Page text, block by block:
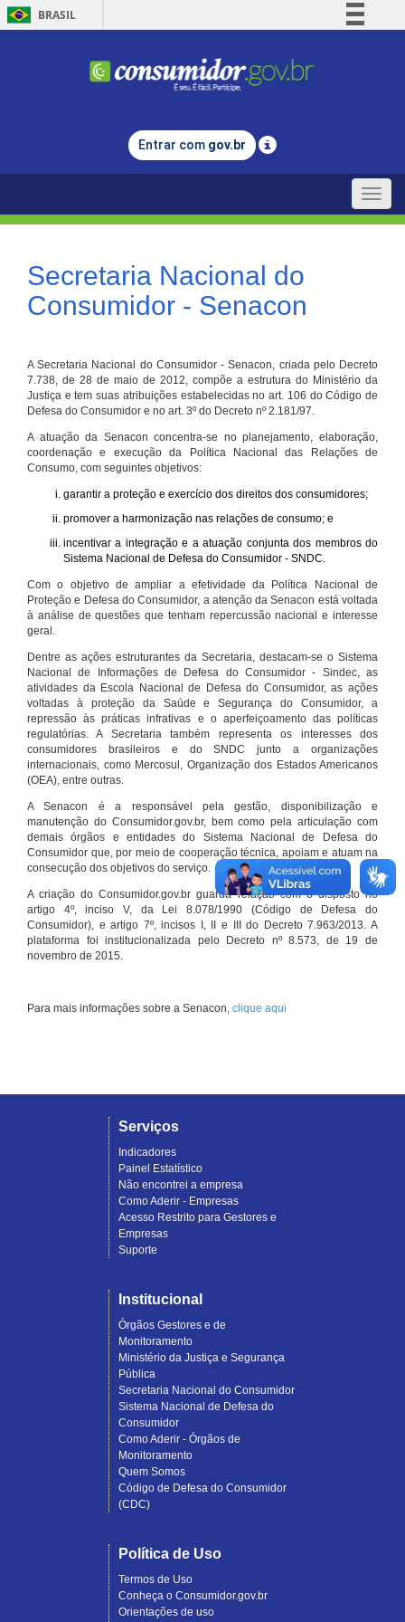
BRASIL
Comunica BR
Legislação
Entrar com gov.br
Toggle
Secretaria Nacional do
Consumidor - Senacon
A Secretaria Nacional do Consumidor - Senacon, criada pelo Decreto
7.738, de 28 de maio de 2012, compõe a estrutura do Ministério da
Justiça e tem suas atribuições estabelecidas no art. 106 do Código de
Defesa do Consumidor e no art. 3º do Decreto nº 2.181/97.
A atuação da Senacon concentra-se no planejamento, elaboração,
coordenação e execução da Política Nacional das Relações de
Consumo, com seguintes objetivos:
garantir a proteção e exercício dos direitos dos consumidores;
promover a harmonização nas relações de consumo; e
incentivar a integração e a atuação conjunta dos membros do
Sistema Nacional de Defesa do Consumidor - SNDC.
Com o objetivo de ampliar a efetividade da Política Nacional de
Proteção e Defesa do Consumidor, a atenção da Senacon está voltada
à análise de questões que tenham repercussão nacional e interesse
geral.
Dentre as ações estruturantes da Secretaria, destacam-se o Sistema
Nacional de Informações de Defesa do Consumidor - Sindec, as
atividades da Escola Nacional de Defesa do Consumidor, as ações
voltadas à proteção da Saúde e Segurança do Consumidor, a
repressão às práticas infrativas e o aperfeiçoamento das políticas
regulatórias. A Secretaria também representa os interesses dos
consumidores brasileiros e do SNDC junto a organizações
internacionais, como Mercosul, Organização dos Estados Americanos
(OEA), entre outras.
A Senacon é a responsável pela gestão, disponibilização e
manutenção do Consumidor.gov.br, bem como pela articulação com
demais órgãos e entidades do Sistema Nacional de Defesa do
Consumidor que, por meio de cooperação técnica, apoiam e atuam na
consecução dos objetivos do serviço.
A criação do Consumidor.gov.br guarda relação com o disposto no
artigo 4º, inciso V, da Lei 8.078/1990 (Código de Defesa do
Consumidor), e artigo 7º, incisos I, II e III do Decreto 7.963/2013. A
plataforma foi institucionalizada pelo Decreto nº 8.573, de 19 de
novembro de 2015.
Para mais informações sobre a Senacon, clique aqui
Serviços
Indicadores
Painel Estatístico
Não encontrei a empresa
Como Aderir - Empresas
Acesso Restrito para Gestores e
Empresas
Suporte
Institucional
Órgãos Gestores e de
Monitoramento
Ministério da Justiça e Segurança
Pública
Secretaria Nacional do Consumidor
Sistema Nacional de Defesa do
Consumidor
Como Aderir - Órgãos de
Monitoramento
Quem Somos
Código de Defesa do Consumidor
(CDC)
Política de Uso
Termos de Uso
Conheça o Consumidor.gov.br
Orientações de uso